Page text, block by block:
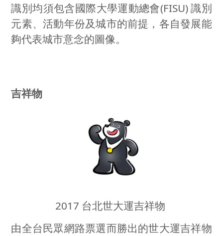
識別均須包含國際大學運動總會(FISU)識別
元素、活動年份及城市的前提，各自發展能
夠代表城市意念的圖像。
吉祥物
2017 台北世大運吉祥物
由全台民眾網路票選而勝出的世大運吉祥物